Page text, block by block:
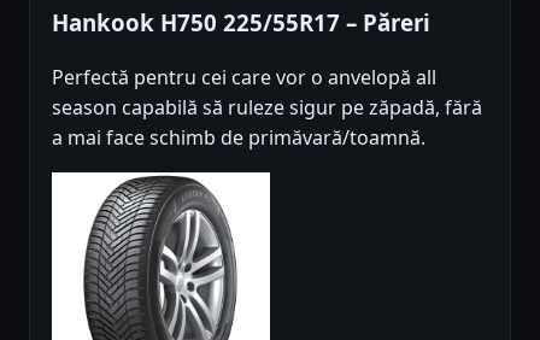
Hankook H750 225/55R17 – Păreri
Perfectă pentru cei care vor o anvelopă all
season capabilă să ruleze sigur pe zăpadă, fără
a mai face schimb de primăvară/toamnă.